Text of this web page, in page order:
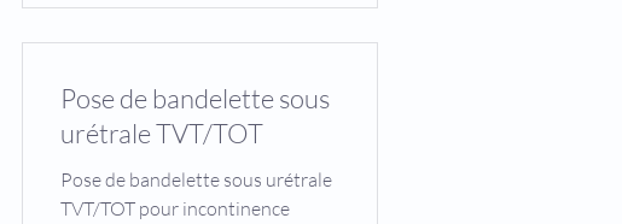
Pose de bandelette sous
urétrale TVT/TOT
Pose de bandelette sous urétrale
TVT/TOT pour incontinence